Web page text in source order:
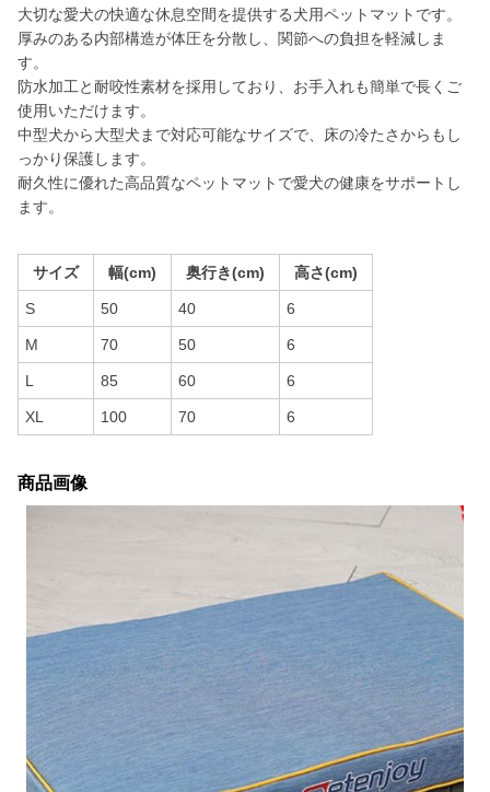
大切な愛犬の快適な休息空間を提供する犬用ペットマットです。
厚みのある内部構造が体圧を分散し、関節への負担を軽減しま
す。
防水加工と耐咬性素材を採用しており、お手入れも簡単で長くご
使用いただけます。
中型犬から大型犬まで対応可能なサイズで、床の冷たさからもし
っかり保護します。
耐久性に優れた高品質なペットマットで愛犬の健康をサポートし
ます。
サイズ 幅(cm) 奥行き(cm) 高さ(cm)
S 50 40 6
M 70 50 6
L 85 60 6
XL 100 70 6
商品画像